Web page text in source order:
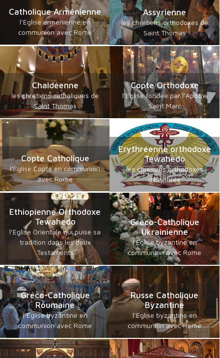
Catholique Arménienne
l’Eglise arménienne en
communion avec Rome
Assyrienne
les chrétiens orthodoxes de
Saint Thomas
Chaldéenne
les chrétiens catholiques de
Saint Thomas
Copte Orthodoxe
l’Eglise fondée par l’Apôtre
Saint Marc
Copte Catholique
l’Eglise Copte en communion
avec Rome
Erythréenne orthodoxe
Tewahedo
les chrétiens orthodoxes
d'Erythrée
Ethiopienne Orthodoxe
Tewahedo
l’Eglise Orientale qui puise sa
tradition dans les deux
Testaments
Gréco-Catholique
Ukrainienne
l’Eglise byzantine en
communion avec Rome
Gréco-Catholique
Roumaine
l’Eglise byzantine en
communion avec Rome
Russe Catholique
Byzantine
l’Eglise byzantine en
communion avec Rome